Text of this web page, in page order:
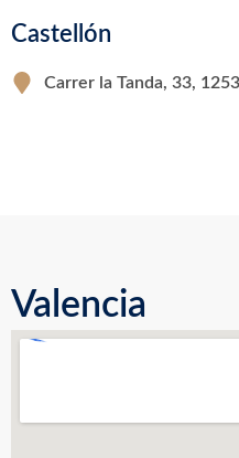
Castellón
Carrer la Tanda, 33,
Valencia